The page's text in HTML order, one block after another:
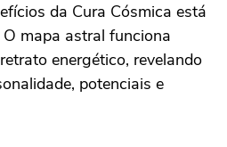
da Cura Cósmica está
mapa astral funciona
energético, revelando
potenciais e